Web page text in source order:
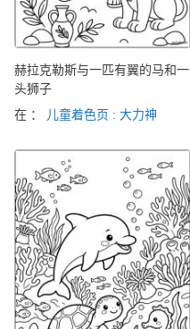
赫拉克勒斯与一匹有翼的马和一
头狮子
在 ：
儿童着色页 : 大力神